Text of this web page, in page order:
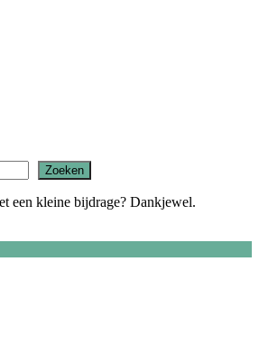
Zoeken
een kleine bijdrage? Dankjewel.